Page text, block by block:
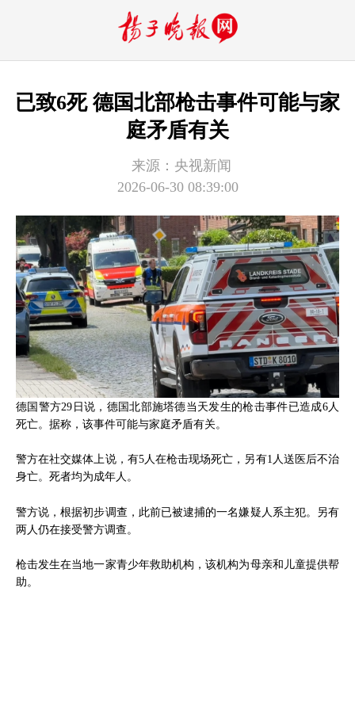
已致6死 德国北部枪击事件可能与家
庭矛盾有关
来源： ​央视新闻
2026-06-30 08:39:00
德国警方29日说，德国北部施塔德当天发生的枪击事件已造成6人
死亡。据称，该事件可能与家庭矛盾有关。
警方在社交媒体上说，有5人在枪击现场死亡，另有1人送医后不治
身亡。死者均为成年人。
警方说，根据初步调查，此前已被逮捕的一名嫌疑人系主犯。另有
两人仍在接受警方调查。
枪击发生在当地一家青少年救助机构，该机构为母亲和儿童提供帮
助。